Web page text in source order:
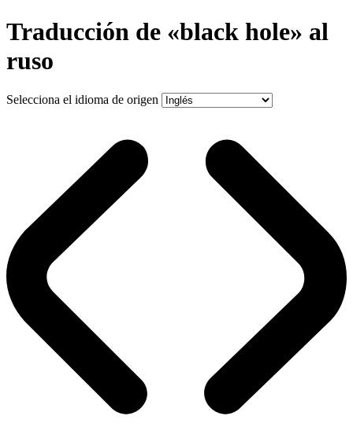
Traducción de «black hole» al
ruso
Selecciona el idioma de origen